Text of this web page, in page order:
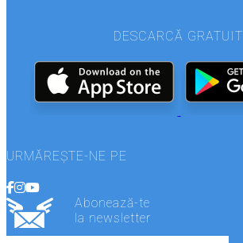
DESCARCĂ GRATUIT
URMĂREȘTE-NE PE
Abonează-te
la newsletter